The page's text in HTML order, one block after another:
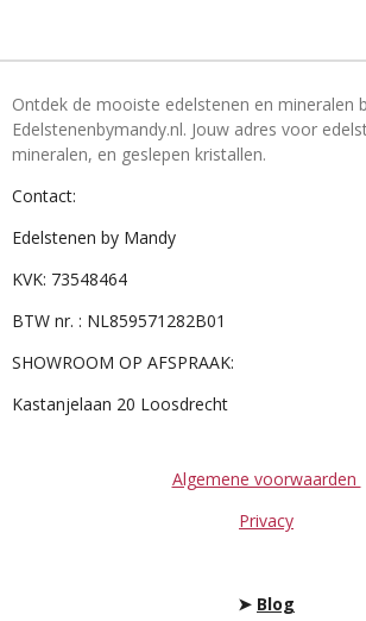
Ontdek de mooiste edelstenen en mineralen
Edelstenenbymandy.nl. Jouw adres voor
mineralen, en geslepen kristallen.
Contact:
Edelstenen by Mandy
KVK: 73548464
BTW nr. : NL859571282B01
SHOWROOM OP AFSPRAAK:
Kastanjelaan 20 Loosdrecht
Algemene voorwaarden
Privacy
➤ Blog